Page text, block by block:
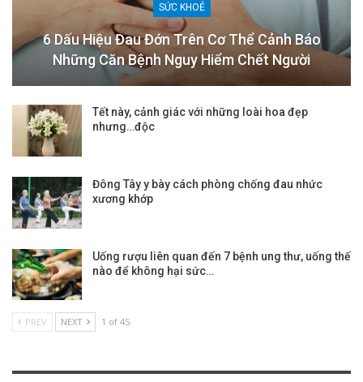
SỨC KHOẺ
6 Dấu Hiệu Đau Đớn Trên Cơ Thể Cảnh Báo
Những Căn Bệnh Nguy Hiểm Chết Người
Tết này, cảnh giác với những loài hoa đẹp
nhưng…độc
Đông Tây y bày cách phòng chống đau nhức
xương khớp
Uống rượu liên quan đến 7 bệnh ung thư, uống thế
nào để không hại sức…
PREV NEXT 1 of 45